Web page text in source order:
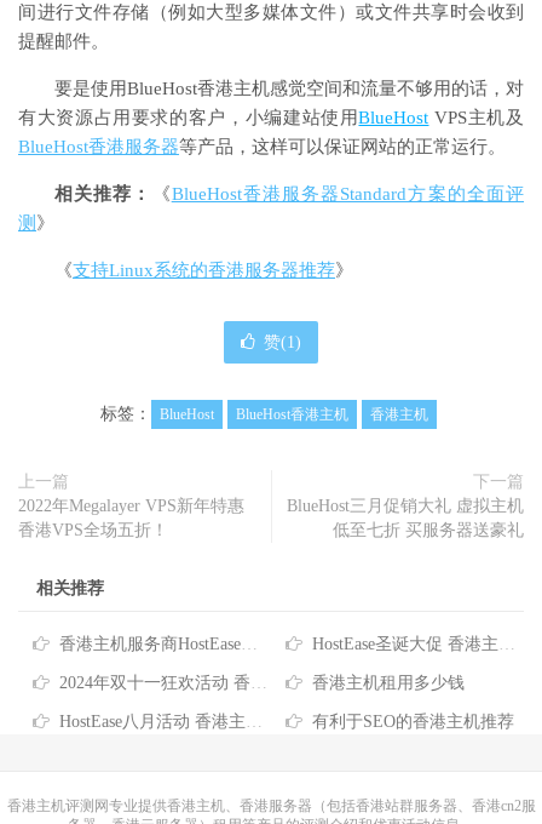
间进行文件存储（例如大型多媒体文件）或文件共享时会收到
提醒邮件。
要是使用BlueHost香港主机感觉空间和流量不够用的话，对
有大资源占用要求的客户，小编建站使用BlueHost VPS主机及
BlueHost香港服务器等产品，这样可以保证网站的正常运行。
相关推荐： 《BlueHost香港服务器Standard方案的全面评
测 》
《支持Linux系统的香港服务器推荐》
赞(1)
标签： BlueHost BlueHost香港主机 香港主机
上一篇
2022年Megalayer VPS新年特惠
香港VPS全场五折！
下一篇
BlueHost三月促销大礼 虚拟主机
低至七折 买服务器送豪礼
相关推荐
香港主机服务商HostEase推出2026年度六折优惠码 HostEase圣诞大促 香港主机六折优惠低至$3.57/月 买独服最高送256IP
2024年双十一狂欢活动 香港服务器/主机/VPS优惠信息汇总 香港主机租用多少钱
HostEase八月活动 香港主机6折优惠 VPS云主机$5.99元起 有利于SEO的香港主机推荐
香港主机评测网专业提供香港主机、香港服务器（包括香港站群服务器、香港cn2服